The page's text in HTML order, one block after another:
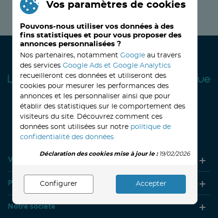
JE M’INSCRIS MAINTENANT !
32, avenue Haussmann33390 BLAYE
Lundi14h-18hMardi à vendredi8h30-12h00 - 14h-18h
Le Samedi9h30 - 12h30
Votre compte
Produits
Notre société
Vos paramètres de cookies
Pouvons-nous utiliser vos données à des
fins statistiques et pour vous proposer des
annonces personnalisées ?
Nos partenaires, notamment Google au travers
des services Google Ads et Google Analytics
recueilleront ces données et utiliseront des
cookies pour mesurer les performances des
annonces et les personnaliser ainsi que pour
établir des statistiques sur le comportement des
visiteurs du site. Découvrez comment ces
données sont utilisées sur notre politique de
confidentialité des données
Déclaration des cookies mise à jour le :19/02/2026
Configurer Accepter